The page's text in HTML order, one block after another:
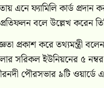
ফ্যামিলি কার্ড প্রদান
বলে উল্লেখ করেন
প্রকাশ করে তথ্যমন্ত্রী
সরিকল ইউনিয়নের ৫ নম্বর
পৌরসভার ৯টি ওয়ার্ডে এ